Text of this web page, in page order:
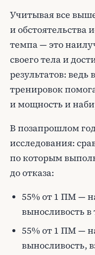
Учитывая все
и обстоятельства
темпа — это
своего тела и
результатов:
тренировок
и мощность и
В позапрошлом
исследования:
по которым
до отказа:
55% от 1 ПМ —
выносливость в
55% от 1 ПМ —
выносливость,